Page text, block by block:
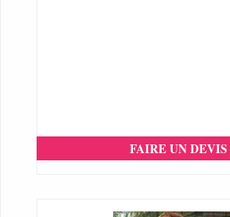
FAIRE UN DEVIS